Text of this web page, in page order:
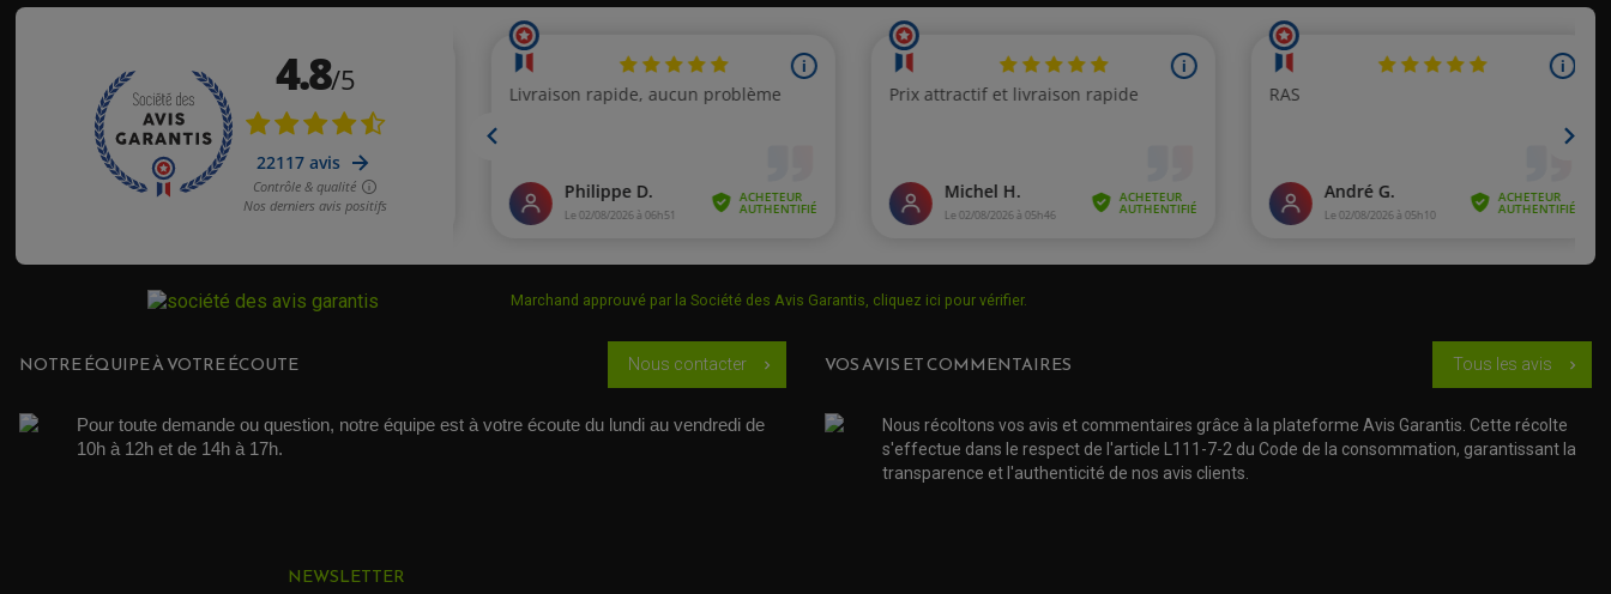
Marchand approuvé par la Société des Avis Garantis, cliquez ici pour vérifier.
NOTRE ÉQUIPE À VOTRE ÉCOUTE Nous contacter chevron_right
Pour toute demande ou question, notre équipe est à votre écoute du lundi au vendredi de
10h à 12h et de 14h à 17h.
VOS AVIS ET COMMENTAIRES Tous les avis chevron_right
Nous récoltons vos avis et commentaires grâce à la plateforme Avis Garantis. Cette récolte
s'effectue dans le respect de l'article L111-7-2 du Code de la consommation, garantissant la
transparence et l'authenticité de nos avis clients.
NEWSLETTER